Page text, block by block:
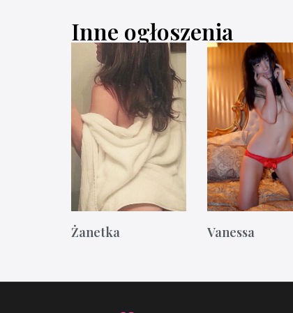
Inne ogłoszenia
Żanetka Vanessa